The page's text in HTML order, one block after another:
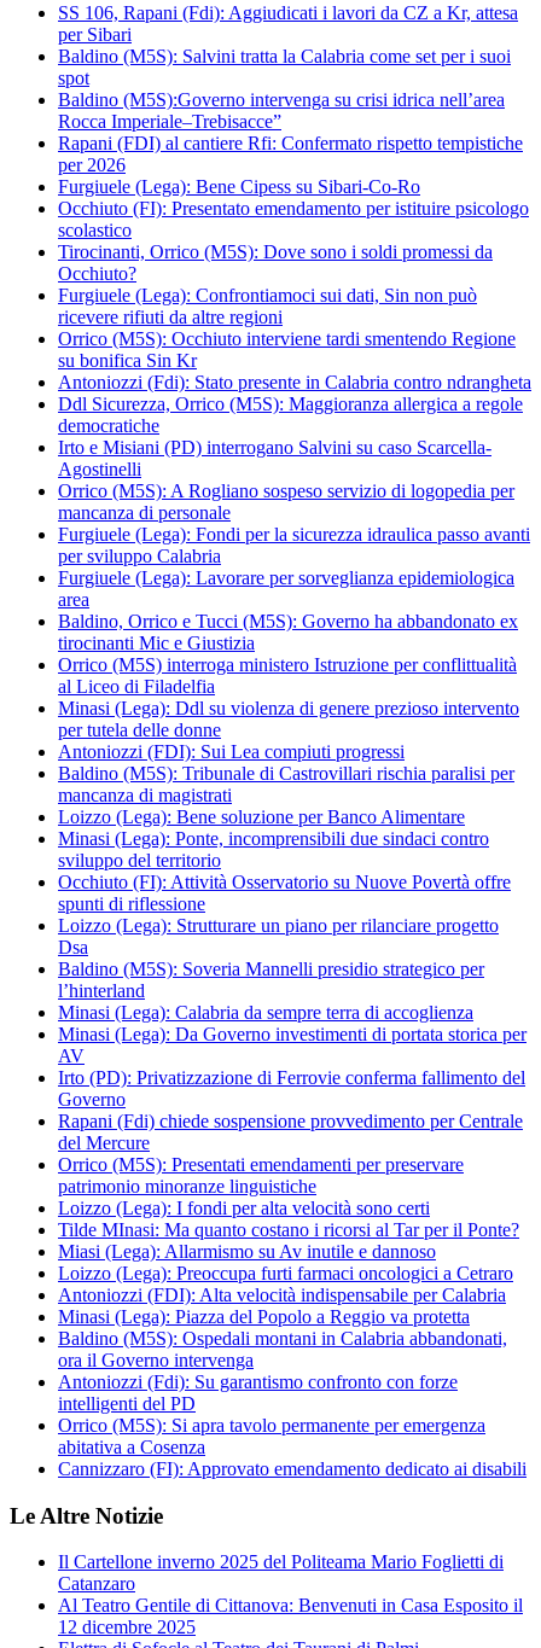
SS 106, Rapani (Fdi): Aggiudicati i lavori da CZ a Kr, attesa
per Sibari
Baldino (M5S): Salvini tratta la Calabria come set per i suoi
spot
Baldino (M5S):Governo intervenga su crisi idrica nell’area
Rocca Imperiale–Trebisacce”
Rapani (FDI) al cantiere Rfi: Confermato rispetto tempistiche
per 2026
Furgiuele (Lega): Bene Cipess su Sibari-Co-Ro
Occhiuto (FI): Presentato emendamento per istituire psicologo
scolastico
Tirocinanti, Orrico (M5S): Dove sono i soldi promessi da
Occhiuto?
Furgiuele (Lega): Confrontiamoci sui dati, Sin non può
ricevere rifiuti da altre regioni
Orrico (M5S): Occhiuto interviene tardi smentendo Regione
su bonifica Sin Kr
Antoniozzi (Fdi): Stato presente in Calabria contro ndrangheta
Ddl Sicurezza, Orrico (M5S): Maggioranza allergica a regole
democratiche
Irto e Misiani (PD) interrogano Salvini su caso Scarcella-
Agostinelli
Orrico (M5S): A Rogliano sospeso servizio di logopedia per
mancanza di personale
Furgiuele (Lega): Fondi per la sicurezza idraulica passo avanti
per sviluppo Calabria
Furgiuele (Lega): Lavorare per sorveglianza epidemiologica
area
Baldino, Orrico e Tucci (M5S): Governo ha abbandonato ex
tirocinanti Mic e Giustizia
Orrico (M5S) interroga ministero Istruzione per conflittualità
al Liceo di Filadelfia
Minasi (Lega): Ddl su violenza di genere prezioso intervento
per tutela delle donne
Antoniozzi (FDI): Sui Lea compiuti progressi
Baldino (M5S): Tribunale di Castrovillari rischia paralisi per
mancanza di magistrati
Loizzo (Lega): Bene soluzione per Banco Alimentare
Minasi (Lega): Ponte, incomprensibili due sindaci contro
sviluppo del territorio
Occhiuto (FI): Attività Osservatorio su Nuove Povertà offre
spunti di riflessione
Loizzo (Lega): Strutturare un piano per rilanciare progetto
Dsa
Baldino (M5S): Soveria Mannelli presidio strategico per
l’hinterland
Minasi (Lega): Calabria da sempre terra di accoglienza
Minasi (Lega): Da Governo investimenti di portata storica per
AV
Irto (PD): Privatizzazione di Ferrovie conferma fallimento del
Governo
Rapani (Fdi) chiede sospensione provvedimento per Centrale
del Mercure
Orrico (M5S): Presentati emendamenti per preservare
patrimonio minoranze linguistiche
Loizzo (Lega): I fondi per alta velocità sono certi
Tilde MInasi: Ma quanto costano i ricorsi al Tar per il Ponte?
Miasi (Lega): Allarmismo su Av inutile e dannoso
Loizzo (Lega): Preoccupa furti farmaci oncologici a Cetraro
Antoniozzi (FDI): Alta velocità indispensabile per Calabria
Minasi (Lega): Piazza del Popolo a Reggio va protetta
Baldino (M5S): Ospedali montani in Calabria abbandonati,
ora il Governo intervenga
Antoniozzi (Fdi): Su garantismo confronto con forze
intelligenti del PD
Orrico (M5S): Si apra tavolo permanente per emergenza
abitativa a Cosenza
Cannizzaro (FI): Approvato emendamento dedicato ai disabili
Le Altre Notizie
Il Cartellone inverno 2025 del Politeama Mario Foglietti di
Catanzaro
Al Teatro Gentile di Cittanova: Benvenuti in Casa Esposito il
12 dicembre 2025